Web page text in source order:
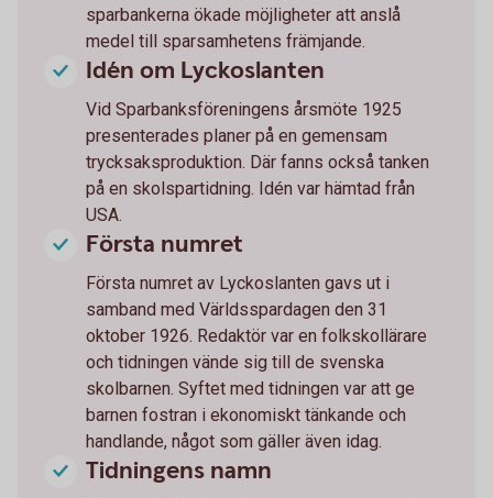
sparbankerna ökade möjligheter att anslå
medel till sparsamhetens främjande.
Idén om Lyckoslanten
Vid Sparbanksföreningens årsmöte 1925
presenterades planer på en gemensam
trycksaksproduktion. Där fanns också tanken
på en skolspartidning. Idén var hämtad från
USA.
Första numret
Första numret av Lyckoslanten gavs ut i
samband med Världsspardagen den 31
oktober 1926. Redaktör var en folkskollärare
och tidningen vände sig till de svenska
skolbarnen. Syftet med tidningen var att ge
barnen fostran i ekonomiskt tänkande och
handlande, något som gäller även idag.
Tidningens namn